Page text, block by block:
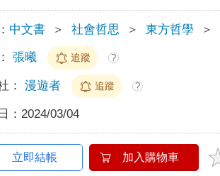
中文書 ＞ 社會哲思 ＞ 東方哲學 ＞
張曦 追蹤 ?
： 漫遊者 追蹤 ?
： 2024/03/04
立即結帳 加入購物車